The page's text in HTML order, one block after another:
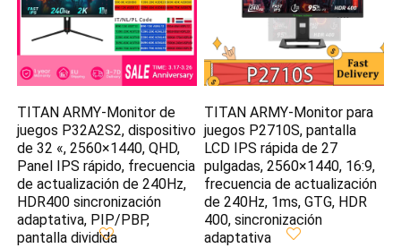
TITAN ARMY-Monitor de
juegos P32A2S2, dispositivo
de 32 «, 2560×1440, QHD,
Panel IPS rápido, frecuencia
de actualización de 240Hz,
HDR400 sincronización
adaptativa, PIP/PBP,
pantalla dividida
TITAN ARMY-Monitor para
juegos P2710S, pantalla
LCD IPS rápida de 27
pulgadas, 2560×1440, 16:9,
frecuencia de actualización
de 240Hz, 1ms, GTG, HDR
400, sincronización
adaptativa